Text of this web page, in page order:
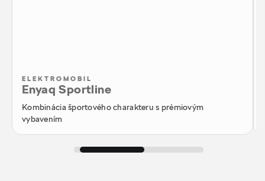
ELEKTROMOBIL
Enyaq Sportline
Kombinácia športového charakteru s prémiovým
vybavením